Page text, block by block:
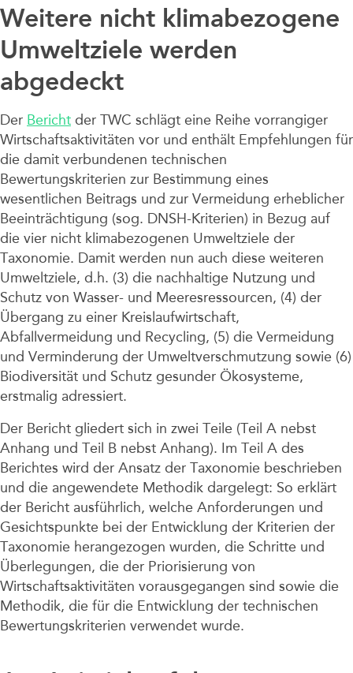
Weitere nicht klimabezogene
Umweltziele werden
abgedeckt
Der Bericht der TWC schlägt eine Reihe vorrangiger
Wirtschaftsaktivitäten vor und enthält Empfehlungen für
die damit verbundenen technischen
Bewertungskriterien zur Bestimmung eines
wesentlichen Beitrags und zur Vermeidung erheblicher
Beeinträchtigung (sog. DNSH-Kriterien) in Bezug auf
die vier nicht klimabezogenen Umweltziele der
Taxonomie. Damit werden nun auch diese weiteren
Umweltziele, d.h. (3) die nachhaltige Nutzung und
Schutz von Wasser- und Meeresressourcen, (4) der
Übergang zu einer Kreislaufwirtschaft,
Abfallvermeidung und Recycling, (5) die Vermeidung
und Verminderung der Umweltverschmutzung sowie (6)
Biodiversität und Schutz gesunder Ökosysteme,
erstmalig adressiert.
Der Bericht gliedert sich in zwei Teile (Teil A nebst
Anhang und Teil B nebst Anhang). Im Teil A des
Berichtes wird der Ansatz der Taxonomie beschrieben
und die angewendete Methodik dargelegt: So erklärt
der Bericht ausführlich, welche Anforderungen und
Gesichtspunkte bei der Entwicklung der Kriterien der
Taxonomie herangezogen wurden, die Schritte und
Überlegungen, die der Priorisierung von
Wirtschaftsaktivitäten vorausgegangen sind sowie die
Methodik, die für die Entwicklung der technischen
Bewertungskriterien verwendet wurde.